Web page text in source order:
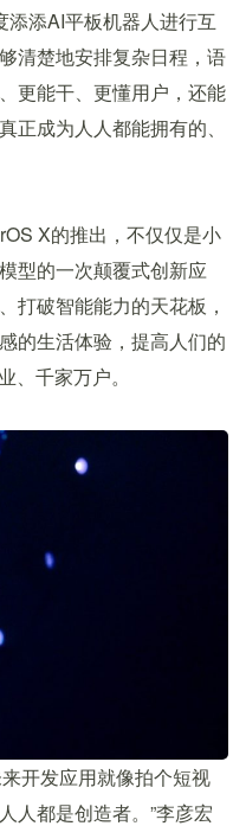
添AI平板机器人进行互
清楚地安排复杂日程，语
更能干、更懂用户，还能
正成为人人都能拥有的、
X的推出，不仅仅是小
型的一次颠覆式创新应
打破智能能力的天花板，
的生活体验，提高人们的
、千家万户。
开发应用就像拍个短视
人都是创造者。”李彦宏